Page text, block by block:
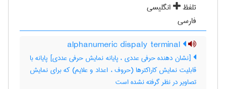
تلفظ
انگلیسی
فارسی
[نشان دهنده حرفی عددی ، پایانه نمایش حرفی عددی] پایانه با
قابلیت نمایش کاراکترها (حروف ، اعداد و علایم) که برای نمایش
تصاویر در نظر گرفته نشده است